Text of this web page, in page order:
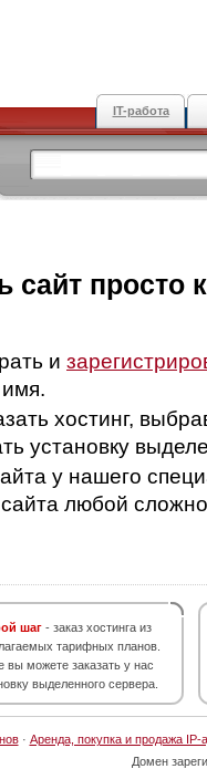
IT-работа
сайт просто
и
хостинг,
установку
у нашего
любой
шаг - заказ хостинга из
тарифных планов.
вы можете заказать у нас
выделенного сервера.
· Аренда, покупка и продажа IP-
Домен